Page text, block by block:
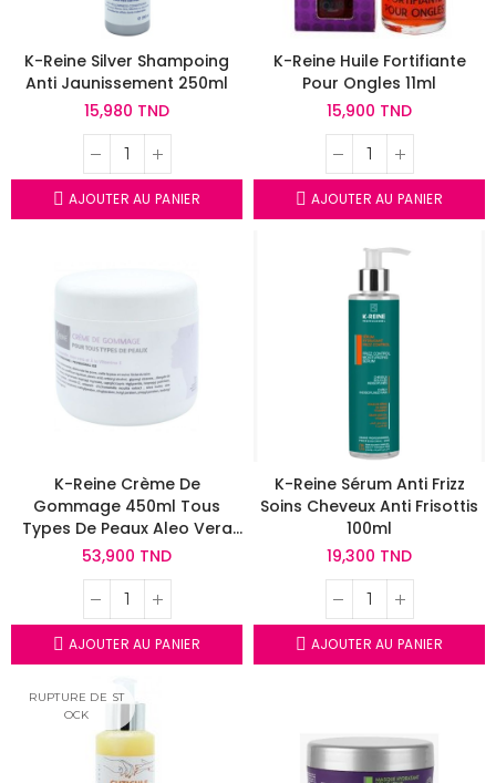
K-Reine Silver Shampoing
Anti Jaunissement 250ml
15,980 TND
AJOUTER AU PANIER
K-Reine Huile Fortifiante
Pour Ongles 11ml
15,900 TND
AJOUTER AU PANIER
K-Reine Crème De
Gommage 450ml Tous
Types De Peaux Aleo Vera
Vitamine E
53,900 TND
AJOUTER AU PANIER
K-Reine Sérum Anti Frizz
Soins Cheveux Anti Frisottis
100ml
19,300 TND
AJOUTER AU PANIER
RUPTURE DE ST
OCK